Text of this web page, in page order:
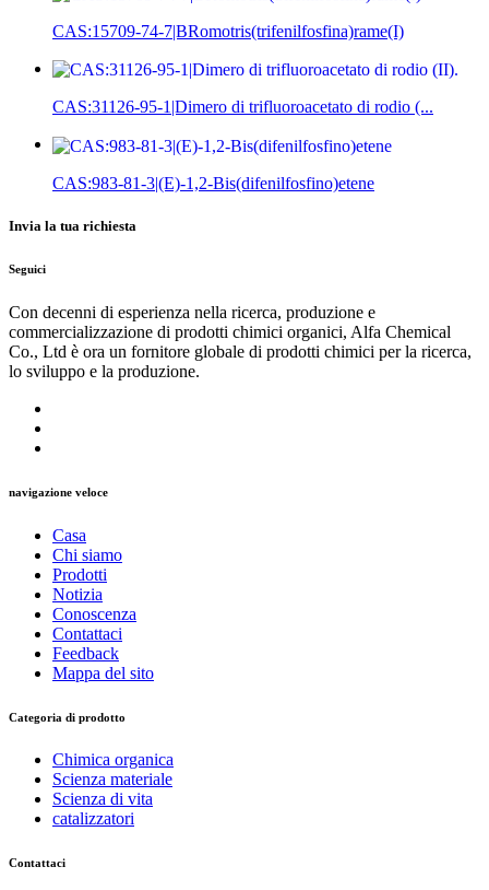
CAS:15709-74-7|BRomotris(trifenilfosfina)rame(I)
CAS:31126-95-1|Dimero di trifluoroacetato di rodio (...
CAS:983-81-3|(E)-1,2-Bis(difenilfosfino)etene
Invia la tua richiesta
Seguici
Con decenni di esperienza nella ricerca, produzione e
commercializzazione di prodotti chimici organici, Alfa Chemical
Co., Ltd è ora un fornitore globale di prodotti chimici per la ricerca,
lo sviluppo e la produzione.
navigazione veloce
Casa
Chi siamo
Prodotti
Notizia
Conoscenza
Contattaci
Feedback
Mappa del sito
Categoria di prodotto
Chimica organica
Scienza materiale
Scienza di vita
catalizzatori
Contattaci